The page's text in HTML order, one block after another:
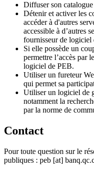
Diffuser son
Détenir et activer les
accéder à d'autres
accessible à d’autres
fournisseur de logiciel
Si elle possède un
permettre l’accès par
logiciel de PEB.
Utiliser un fureteur
qui permet sa
Utiliser un logiciel de
notamment la
par la norme de
Contact
Pour toute question sur le
publiques : peb [at]